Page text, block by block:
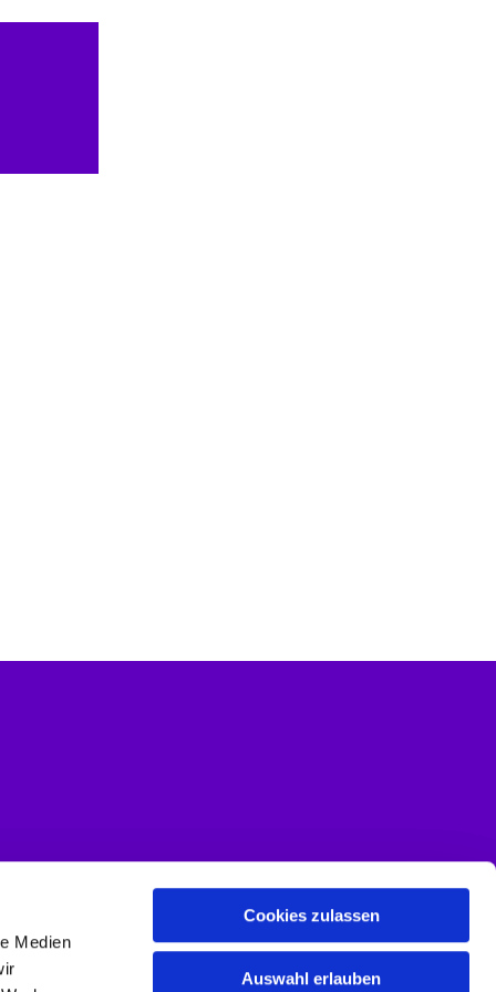
Medien
Cookies zulassen
Auswahl erlauben